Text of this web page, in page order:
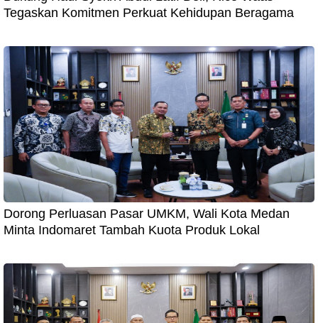
Tegaskan Komitmen Perkuat Kehidupan Beragama
Dorong Perluasan Pasar UMKM, Wali Kota Medan
Minta Indomaret Tambah Kuota Produk Lokal